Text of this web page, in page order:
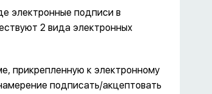
электронные подписи в
2 вида электронных
прикрепленную к электронному
подписать/акцептовать